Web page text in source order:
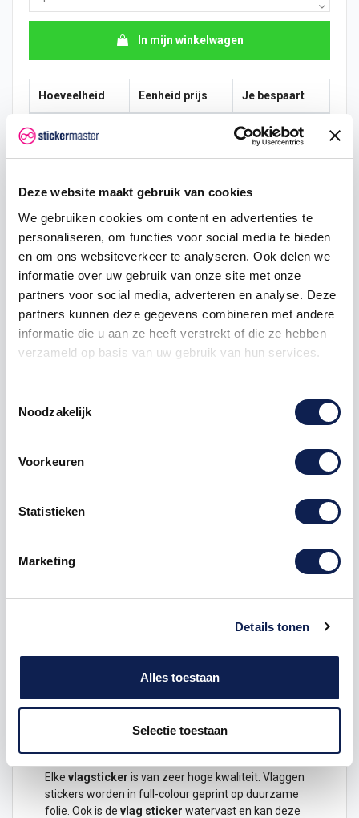
Deze website maakt gebruik van cookies
We gebruiken cookies om content en advertenties te
personaliseren, om functies voor social media te bieden
en om ons websiteverkeer te analyseren. Ook delen we
informatie over uw gebruik van onze site met onze
partners voor social media, adverteren en analyse. Deze
partners kunnen deze gegevens combineren met andere
informatie die u aan ze heeft verstrekt of die ze hebben
verzameld op basis van uw gebruik van hun services.
Noodzakelijk
Voorkeuren
Statistieken
Marketing
Details tonen
Alles toestaan
Selectie toestaan
In mijn winkelwagen
Hoeveelheid Eenheid prijs Je bespaart
5 € 0,19
50 € 0,60 € 7,50
€ 0,56 € 18,75
vlagstickers
Laat zien waar je vandaan komt, waar je bent
geweest en waar je nog heen wilt met deze
gemaakt van hoge kwaliteit
Elke vlagsticker is van zeer hoge kwaliteit. Vlaggen
stickers worden in full-colour geprint op duurzame
folie. Ook is de vlag sticker watervast en kan deze